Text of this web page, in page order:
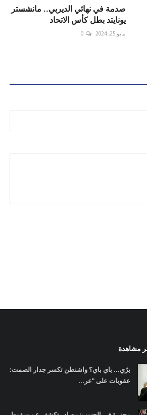
صدمة في نهائي الديربي.. مانشستر
يونايتد بطل كأس الاتحاد
مايو 25, 2024 0
مشاهدة
برّي... باي باي؟ واشنطن تكسر جدار الصمت:
عقوبات على "عر...